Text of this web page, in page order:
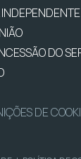
DO
DE